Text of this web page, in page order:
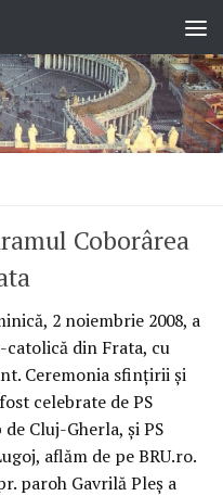
Coborârea
2 noiembrie 2008, a
din Frata, cu
Ceremonia sfinţirii şi
celebrate de PS
Cluj-Gherla, şi PS
aflăm de pe BRU.ro.
paroh Gavrilă Pleş a